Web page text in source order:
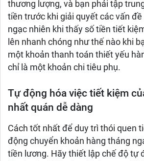
thương lượng, và bạn phải tập
tiền trước khi giải quyết các vấn đề
ngạc nhiên khi thấy số tiền tiết
lên nhanh chóng như thế nào khi
một khoản thanh toán thiết yếu
chỉ là một khoản chi tiêu phụ.
Tự động hóa việc tiết kiệm
nhất quán dễ dàng
Cách tốt nhất để duy trì thói quen
động chuyển khoản hàng tháng
tiền lương. Hãy thiết lập chế độ tự